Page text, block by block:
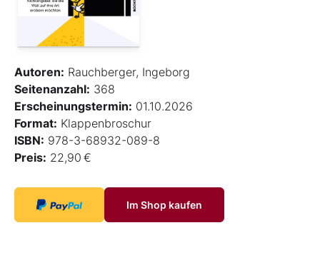
Autoren: Rauchberger, Ingeborg
Seitenanzahl: 368
Erscheinungstermin: 01.10.2026
Format: Klappenbroschur
ISBN: 978-3-68932-089-8
Preis: 22,90 €
Im Shop kaufen